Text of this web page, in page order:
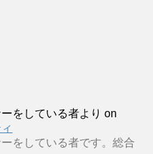
をしている者より on
をしている者です。総合